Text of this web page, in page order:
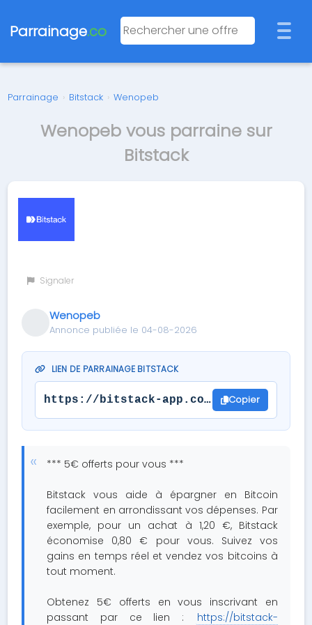
Parrainage.co
Parrainage › Bitstack › Wenopeb
Wenopeb vous parraine sur
Bitstack
Signaler
Wenopeb
Annonce publiée le 04-08-2026
LIEN DE PARRAINAGE BITSTACK
https://bitstack-app.com/referral/
Copier
*** 5€ offerts pour vous ***
Bitstack vous aide à épargner en Bitcoin
facilement en arrondissant vos dépenses. Par
exemple, pour un achat à 1,20 €, Bitstack
économise 0,80 € pour vous. Suivez vos
gains en temps réel et vendez vos bitcoins à
tout moment.
Obtenez 5€ offerts en vous inscrivant en
passant par ce lien :
https://bitstack-